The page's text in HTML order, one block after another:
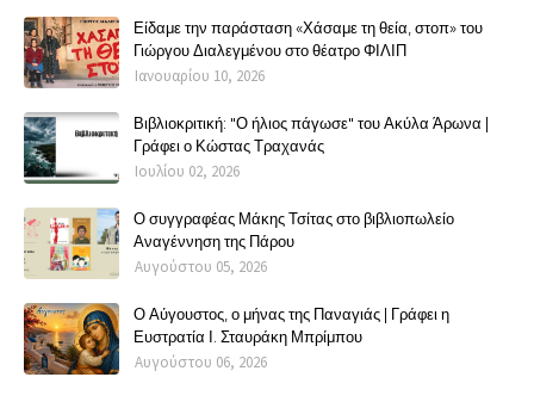
Είδαμε την παράσταση «Χάσαμε τη θεία, στοπ» του
Γιώργου Διαλεγμένου στο θέατρο ΦΙΛΙΠ
Ιανουαρίου 10, 2026
Βιβλιοκριτική: "Ο ήλιος πάγωσε" του Ακύλα Άρωνα |
Γράφει ο Κώστας Τραχανάς
Ιουλίου 02, 2026
Ο συγγραφέας Μάκης Τσίτας στο βιβλιοπωλείο
Αναγέννηση της Πάρου
Αυγούστου 05, 2026
Ο Αύγουστος, ο μήνας της Παναγιάς | Γράφει η
Ευστρατία Ι. Σταυράκη Μπρίμπου
Αυγούστου 06, 2026